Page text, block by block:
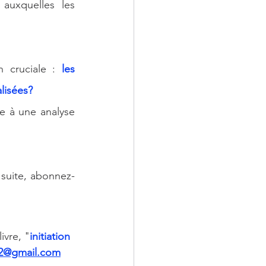
les
cruciale :
les
à une analyse
abonnez-
"initiation